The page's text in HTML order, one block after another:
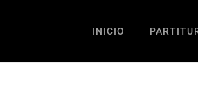
INICIO